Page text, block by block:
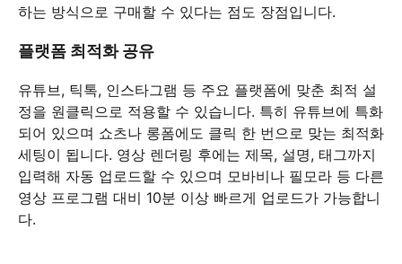
하는 방식으로 구매할 수 있다는 점도 장점입니다.
플랫폼 최적화 공유
유튜브, 틱톡, 인스타그램 등 주요 플랫폼에 맞춘 최적 설
정을 원클릭으로 적용할 수 있습니다. 특히 유튜브에 특화
되어 있으며 쇼츠나 롱폼에도 클릭 한 번으로 맞는 최적화
세팅이 됩니다. 영상 렌더링 후에는 제목, 설명, 태그까지
입력해 자동 업로드할 수 있으며 모바비나 필모라 등 다른
영상 프로그램 대비 10분 이상 빠르게 업로드가 가능합니
다.